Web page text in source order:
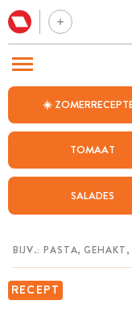
☀️
TOMAAT
SALADES
RECEPT
BEZOEK ONZE ANDERE
WEEKMENU
CHAT MET MAIA
MIJN BEWAARDE